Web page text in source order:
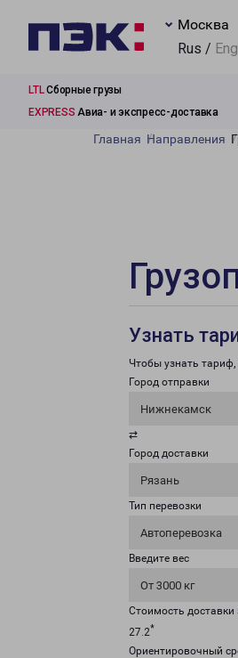
Москва
Rus / Eng
LTLСборные грузы
EXPRESS Авиа- и экспресс-доставка
Главная Направления
Узнать
Чтобы узнать тариф,
Город отправки
Нижнекамск
⇄
Город доставки
Рязань
Тип перевозки
Автоперевозка
Введите вес
От 3000 кг
Стоимость
27.2*
Ориентировочный